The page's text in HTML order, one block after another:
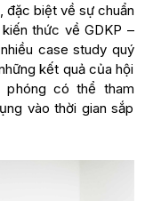
đặc biệt về sự chuẩn
thức về GDKP –
case study quý
kết quả của hội
phóng có thể tham
vào thời gian sắp